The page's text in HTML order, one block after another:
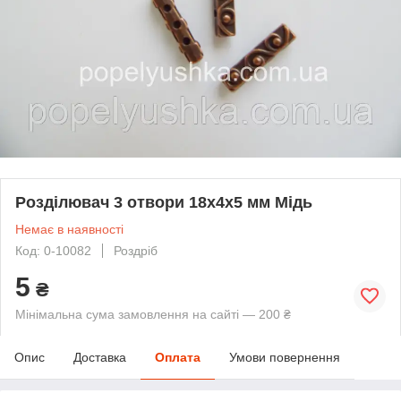
Розділювач 3 отвори 18х4х5 мм Мідь
Немає в наявності
Код: 0-10082
Роздріб
5 ₴
Мінімальна сума замовлення на сайті — 200 ₴
Опис Доставка Оплата Умови повернення